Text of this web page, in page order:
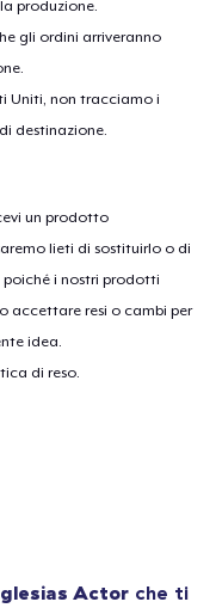
produzione.
gli ordini arriveranno
Uniti, non tracciamo i
destinazione.
un prodotto
lieti di sostituirlo o di
i nostri prodotti
accettare resi o cambi per
idea.
di reso.
Actorche ti